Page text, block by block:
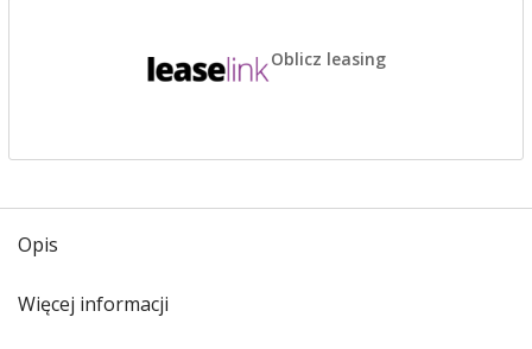
Oblicz leasing
Opis
Więcej informacji